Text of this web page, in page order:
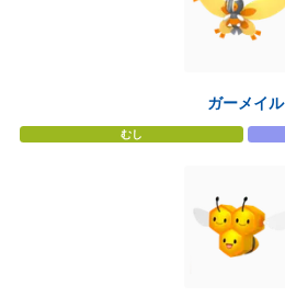
ガーメイル
むし